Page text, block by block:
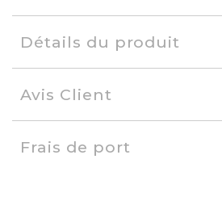
Détails du produit
Avis Client
Frais de port